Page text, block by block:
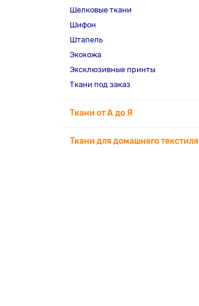
Шелковые ткани
Шифон
Штапель
Экокожа
Эксклюзивные принты
Ткани под заказ
Ткани от А до Я
Ткани для домашнего текстиля